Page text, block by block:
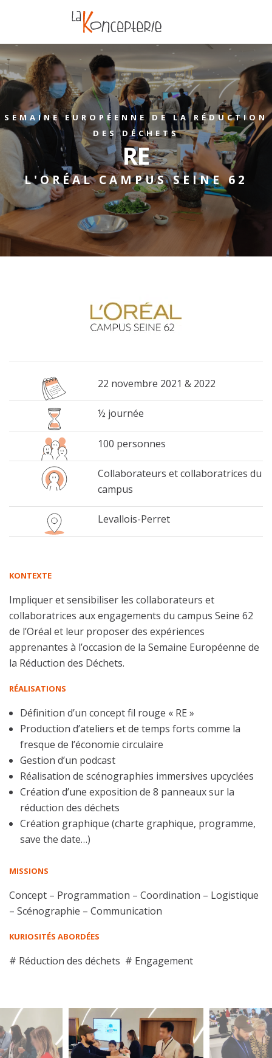
SEMAINE EUROPÉENNE DE LA RÉDUCTION
DES DÉCHETS
RE
L'ORÉAL CAMPUS SEINE 62
22 novembre 2021 & 2022
½ journée
100 personnes
Collaborateurs et collaboratrices du
campus
Levallois-Perret
KONTEXTE
Impliquer et sensibiliser les collaborateurs et
collaboratrices aux engagements du campus Seine 62
de l’Oréal et leur proposer des expériences
apprenantes à l’occasion de la Semaine Européenne de
la Réduction des Déchets.
RÉALISATIONS
Définition d’un concept fil rouge « RE »
Production d’ateliers et de temps forts comme la
fresque de l’économie circulaire
Gestion d’un podcast
Réalisation de scénographies immersives upcyclées
Création d’une exposition de 8 panneaux sur la
réduction des déchets
Création graphique (charte graphique, programme,
save the date…)
MISSIONS
Concept – Programmation – Coordination – Logistique
– Scénographie – Communication
KURIOSITÉS ABORDÉES
# Réduction des déchets # Engagement